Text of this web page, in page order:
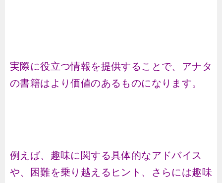
実際に役立つ情報を提供することで、アナタ
の書籍はより価値のあるものになります。
例えば、趣味に関する具体的なアドバイス
や、困難を乗り越えるヒント、さらには趣味